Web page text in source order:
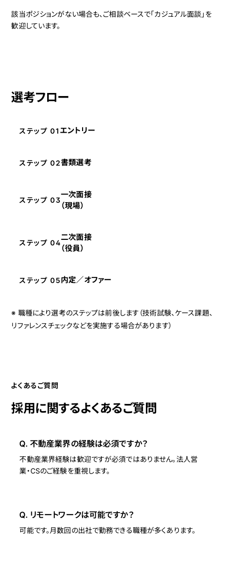
該当ポジションがない場合も、ご相談ベースで「カジュアル面談」を
歓迎しています。
選考フロー
ステップ 01 エントリー
ステップ 02書類選考
ステップ 03
一次面接
（現場）
ステップ 04
二次面接
（役員）
ステップ 05内定／オファー
※ 職種により選考のステップは前後します（技術試験、ケース課題、
リファレンスチェックなどを実施する場合があります）
よくあるご質問
採用に関するよくあるご質問
Q. 不動産業界の経験は必須ですか？
不動産業界経験は歓迎ですが必須ではありません。法人営
業・CSのご経験を重視します。
Q. リモートワークは可能ですか？
可能です。月数回の出社で勤務できる職種が多くあります。